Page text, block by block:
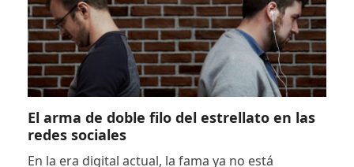
El arma de doble filo del estrellato en las
redes sociales
En la era digital actual, la fama ya no está